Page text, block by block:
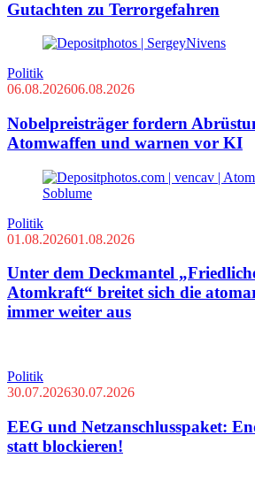
Gutachten zu Terrorgefahren
Politik
06.08.202606.08.2026
Nobelpreisträger fordern
Atomwaffen und warnen vor KI
Politik
01.08.202601.08.2026
Unter dem Deckmantel
Atomkraft“ breitet sich die
immer weiter aus
Politik
30.07.202630.07.2026
EEG und Netzanschlusspaket:
statt blockieren!